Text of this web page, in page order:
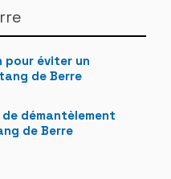
pour éviter un
de Berre
démantèlement
de Berre